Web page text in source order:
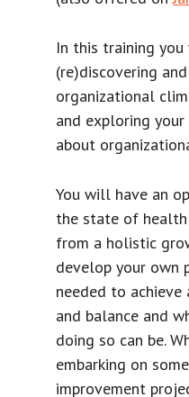
In this training
(re)discovering
organizational
and exploring
about
You will have an
the state of
from a holistic
develop your own
needed to
and balance and
doing so can be.
embarking on
improvement